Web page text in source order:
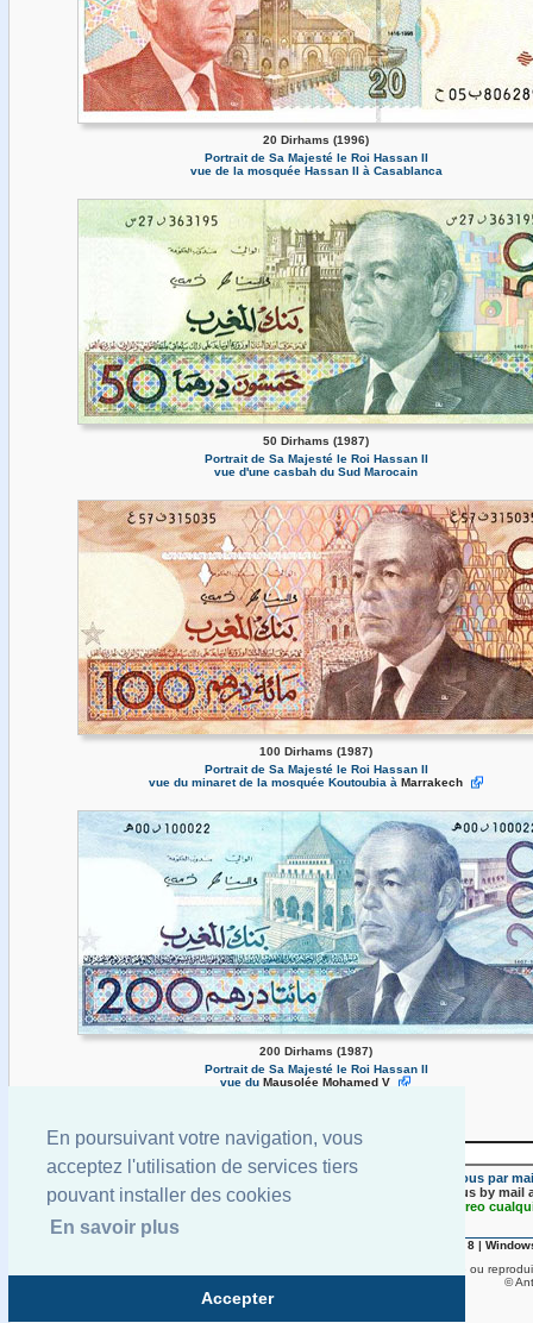
En poursuivant votre navigation, vous
acceptez l'utilisation de services tiers
pouvant installer des cookies
En savoir plus
Accepter
20 Dirhams (1996)
Portrait de Sa Majesté le Roi Hassan II
vue de la mosquée Hassan II à Casablanca
50 Dirhams (1987)
Portrait de Sa Majesté le Roi Hassan II
vue d'une casbah du Sud Marocain
100 Dirhams (1987)
Portrait de Sa Majesté le Roi Hassan II
vue du minaret de la mosquée Koutoubia à Marrakech
200 Dirhams (1987)
Portrait de Sa Majesté le Roi Hassan II
vue du Mausolée Mohamed V
Envoyez-nous par
Send us by
Envíenos por correo
Windows 8 |
Aucune partie de ce site ne peut être utilisée ou
©